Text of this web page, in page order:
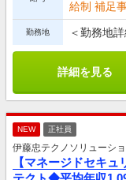
給制 補足
勤務地 ＜勤務地
詳細を見る
NEW 正社員
伊藤忠テクノソリューシ
【マネージドセキ